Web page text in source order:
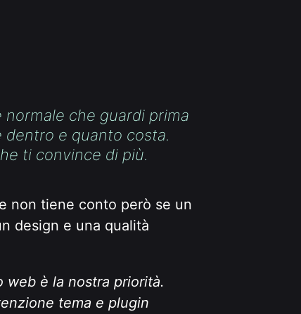
che guardi prima
e quanto costa.
ti convince di più.
non tiene conto però se un
design e una qualità
web è la nostra priorità.
tema e plugin